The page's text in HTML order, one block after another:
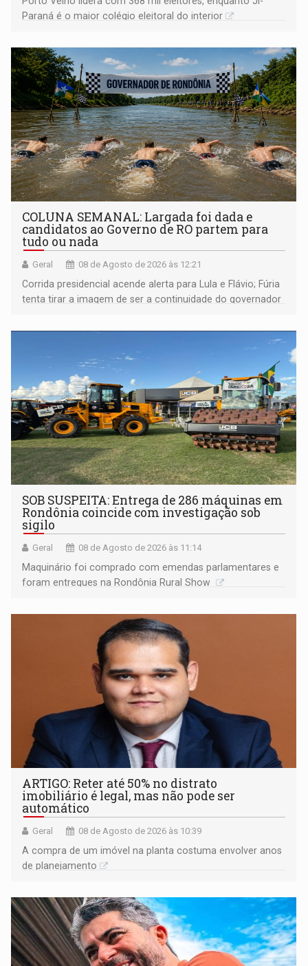
Paraná é o maior colégio eleitoral do interior
COLUNA SEMANAL: Largada foi dada e
candidatos ao Governo de RO partem para
tudo ou nada
Geral 08 de Agosto de 2026 às 12:21
Corrida presidencial acende alerta para Lula e Flávio; Fúria
tenta tirar a imagem de ser a continuidade do governador
não ter entrado no modo eleição; ABAV faz evento em
SOB SUSPEITA: Entrega de 286 máquinas em
Rondônia coincide com investigação sob
sigilo
Geral 08 de Agosto de 2026 às 11:14
Maquinário foi comprado com emendas parlamentares e
foram entregues na Rondônia Rural Show
ARTIGO: Reter até 50% no distrato
imobiliário é legal, mas não pode ser
automático
Geral 08 de Agosto de 2026 às 10:39
A compra de um imóvel na planta costuma envolver anos
de planejamento